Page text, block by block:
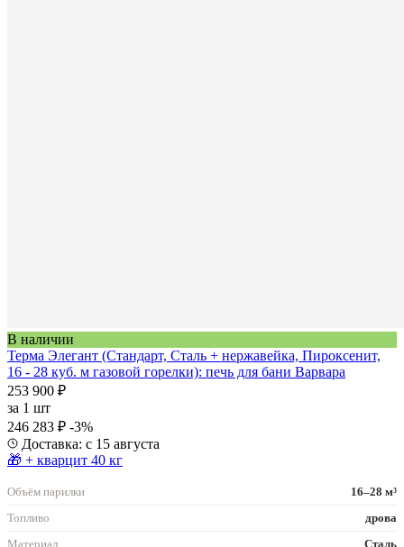
В наличии
Терма Элегант (Стандарт, Сталь + нержавейка, Пироксенит,
16 - 28 куб. м газовой горелки): печь для бани Варвара
253 900 ₽
за 1 шт
246 283 ₽ -3%
Доставка: с 15 августа
🎁 + кварцит 40 кг
Объём парилки
16–28 м³
Топливо
дрова
Материал
Сталь